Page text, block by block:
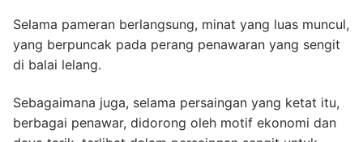
Selama pameran berlangsung, minat yang luas muncul,
yang berpuncak pada perang penawaran yang sengit
di balai lelang.
Sebagaimana juga, selama persaingan yang ketat itu,
berbagai penawar, didorong oleh motif ekonomi dan